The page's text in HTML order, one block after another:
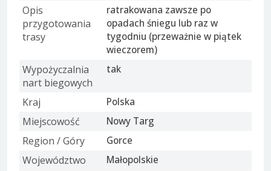
Opis
przygotowania
trasy
ratrakowana zawsze po
opadach śniegu lub raz w
tygodniu (przeważnie w piątek
wieczorem)
Wypożyczalnia
nart biegowych
tak
Kraj Polska
Miejscowość Nowy Targ
Region / Góry Gorce
Województwo Małopolskie